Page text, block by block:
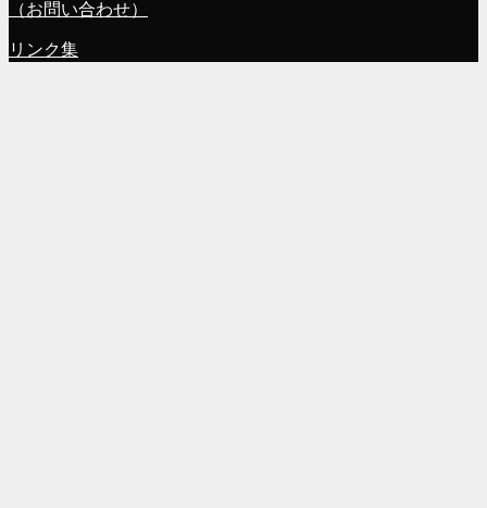
（お問い合わせ）
リンク集